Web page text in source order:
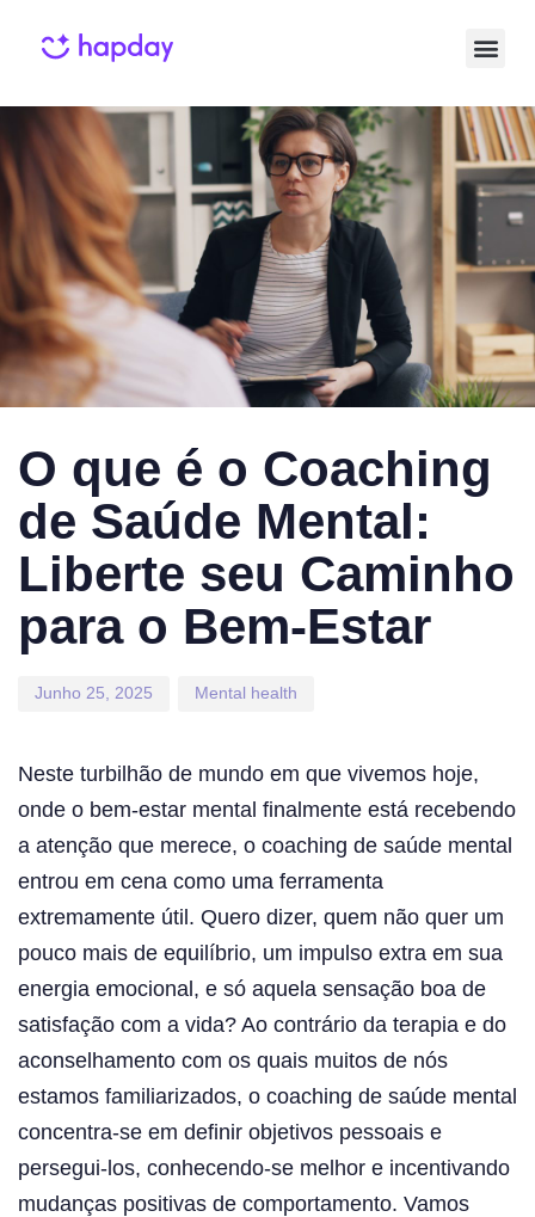
O que é o Coaching
de Saúde Mental:
Liberte seu Caminho
para o Bem-Estar
Junho 25, 2025 Mental health
Neste turbilhão de mundo em que vivemos hoje,
onde o bem-estar mental finalmente está recebendo
a atenção que merece, o coaching de saúde mental
entrou em cena como uma ferramenta
extremamente útil. Quero dizer, quem não quer um
pouco mais de equilíbrio, um impulso extra em sua
energia emocional, e só aquela sensação boa de
satisfação com a vida? Ao contrário da terapia e do
aconselhamento com os quais muitos de nós
estamos familiarizados, o coaching de saúde mental
concentra-se em definir objetivos pessoais e
persegui-los, conhecendo-se melhor e incentivando
mudanças positivas de comportamento. Vamos